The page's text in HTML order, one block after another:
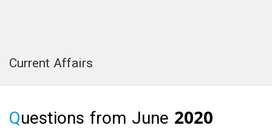
Current Affairs
Questions from June 2020